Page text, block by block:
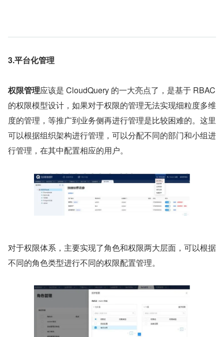
3.平台化管理
权限管理应该是 CloudQuery 的一大亮点了，是基于 RBAC
的权限模型设计，如果对于权限的管理无法实现细粒度多维
度的管理，等推广到业务侧再进行管理是比较困难的。这里
可以根据组织架构进行管理，可以分配不同的部门和小组进
行管理，在其中配置相应的用户。
对于权限体系，主要实现了角色和权限两大层面，可以根据
不同的角色类型进行不同的权限配置管理。